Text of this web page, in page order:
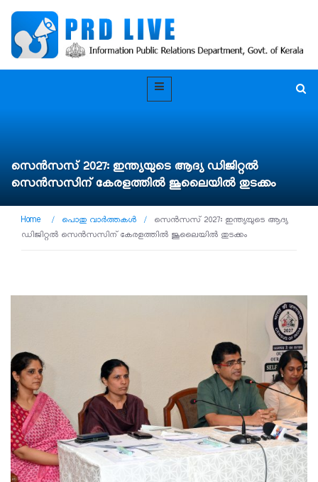
സെൻസസ് 2027: ഇന്ത്യയുടെ ആദ്യ ഡിജിറ്റൽ
സെൻസസിന് കേരളത്തിൽ ജൂലൈയിൽ തുടക്കം
Home / പൊതു വാർത്തകൾ /
സെൻസസ് 2027: ഇന്ത്യയുടെ ആദ്യ
ഡിജിറ്റൽ സെൻസസിന് കേരളത്തിൽ ജൂലൈയിൽ തുടക്കം